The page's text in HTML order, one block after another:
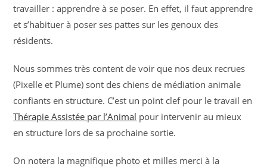
travailler : apprendre à se poser. En effet, il faut apprendre
et s’habituer à poser ses pattes sur les genoux des
résidents.
Nous sommes très content de voir que nos deux recrues
(Pixelle et Plume) sont des chiens de médiation animale
confiants en structure. C’est un point clef pour le travail en
Thérapie Assistée par l’Animal pour intervenir au mieux
en structure lors de sa prochaine sortie.
On notera la magnifique photo et milles merci à la